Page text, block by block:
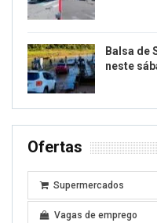
Balsa de
neste
Ofertas
Supermercados
Vagas de emprego